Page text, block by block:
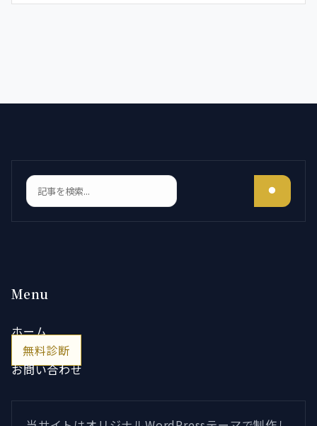
検索
Menu
ホーム
無料診断
お問い合わせ